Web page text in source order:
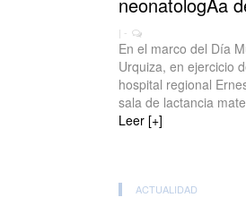
| -
En el marco del Día
Urquiza, en ejercicio
hospital regional
sala de lactancia
Leer [+]
ACTUALIDAD